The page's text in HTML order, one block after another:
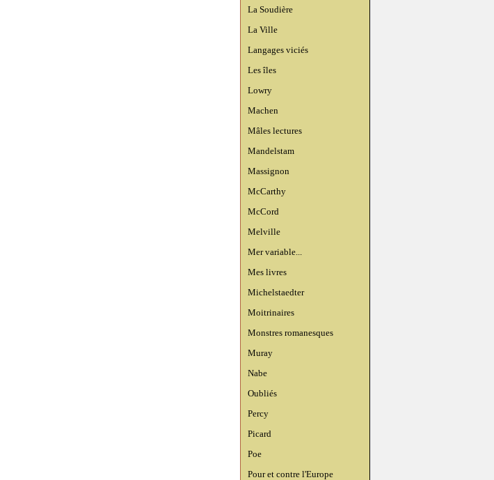
La Soudière
La Ville
Langages viciés
Les îles
Lowry
Machen
Mâles lectures
Mandelstam
Massignon
McCarthy
McCord
Melville
Mer variable...
Mes livres
Michelstaedter
Moitrinaires
Monstres romanesques
Muray
Nabe
Oubliés
Percy
Picard
Poe
Pour et contre l'Europe